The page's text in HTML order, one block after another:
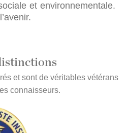
et environnementale.
et sont de véritables vétérans
connaisseurs.